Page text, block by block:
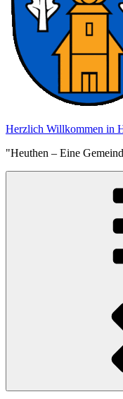
Herzlich Willkommen in
"Heuthen – Eine